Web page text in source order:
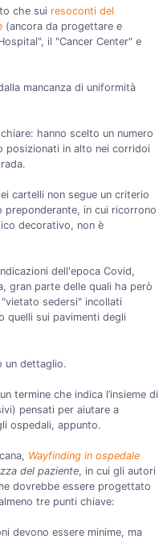
che sui resoconti del
(ancora da progettare e
il "Cancer Center" e
mancanza di uniformità
hanno scelto un numero
posizionati in alto nei corridoi
cartelli non segue un criterio
preponderante, in cui ricorrono
decorativo, non è
dell'epoca Covid,
gran parte delle quali ha però
sedersi" incollati
quelli sui pavimenti degli
un dettaglio.
termine che indica l’insieme di
pensati per aiutare a
ospedali, appunto.
Wayfinding in ospedale
del paziente, in cui gli autori
dovrebbe essere progettato
tre punti chiave:
devono essere minime, ma